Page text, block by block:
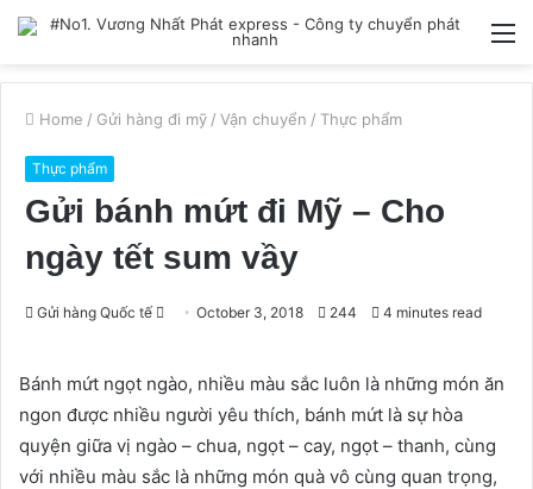
Home / Gửi hàng đi mỹ / Vận chuyển / Thực phẩm
Thực phẩm
Gửi bánh mứt đi Mỹ – Cho
ngày tết sum vầy
Gửi hàng Quốc tế
SendOctober 3, 2018 244 4 minutes read
Bánh mứt ngọt ngào, nhiều màu sắc luôn là những món ăn
ngon được nhiều người yêu thích, bánh mứt là sự hòa
quyện giữa vị ngào – chua, ngọt – cay, ngọt – thanh, cùng
với nhiều màu sắc là những món quà vô cùng quan trọng,